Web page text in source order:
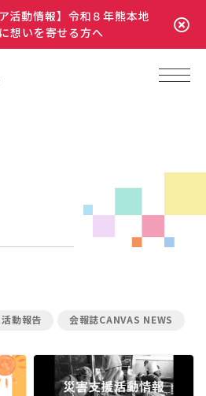
活動情報】令和８年熊本地
想いを寄せる方へ
活動報告 会報誌CANVAS NEWS